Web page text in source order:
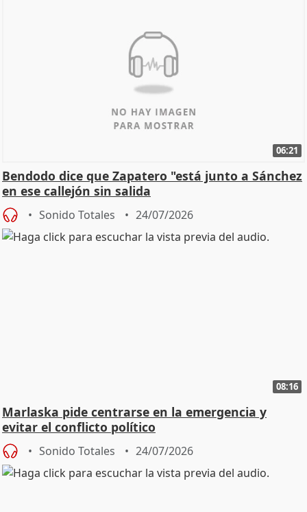
06:21
Bendodo dice que Zapatero "está junto a Sánchez
en ese callejón sin salida
Sonido Totales 24/07/2026
08:16
Marlaska pide centrarse en la emergencia y
evitar el conflicto político
Sonido Totales 24/07/2026